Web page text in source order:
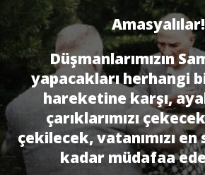
Amasyalılar!
Düşmanlarımızın
yapacakları herhangi
hareketine karşı,
çarıklarımızı
çekilecek, vatanımızı en
kadar müdafaa